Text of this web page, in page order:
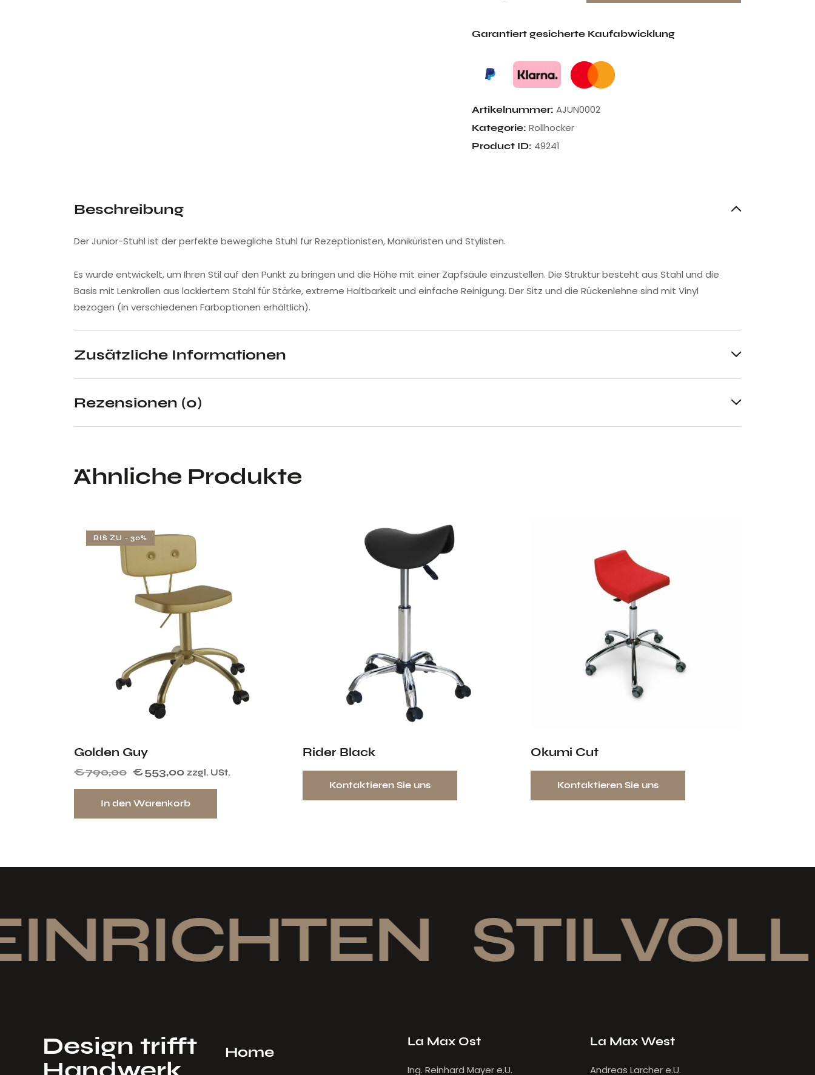
Garantiert gesicherte Kaufabwicklung
Artikelnummer: AJUN0002
Kategorie: Rollhocker
Product ID: 49241
Beschreibung
Der Junior-Stuhl ist der perfekte bewegliche Stuhl für Rezeptionisten, Maniküristen und Stylisten.
Es wurde entwickelt, um Ihren Stil auf den Punkt zu bringen und die Höhe mit einer Zapfsäule einzustellen. Die Struktur besteht aus Stahl und die
Basis mit Lenkrollen aus lackiertem Stahl für Stärke, extreme Haltbarkeit und einfache Reinigung. Der Sitz und die Rückenlehne sind mit Vinyl
bezogen (in verschiedenen Farboptionen erhältlich).
Zusätzliche Informationen
Rezensionen (0)
Ähnliche Produkte
BIS ZU - 30%
Golden Guy
€790,00 €553,00 zzgl. USt.
In den Warenkorb
Rider Black
Kontaktieren Sie uns
Okumi Cut
Kontaktieren Sie uns
STILVOLL
Design trifft
Home
La Max Ost
Ing. Reinhard Mayer e.U.
La Max West
Andreas Larcher e.U.